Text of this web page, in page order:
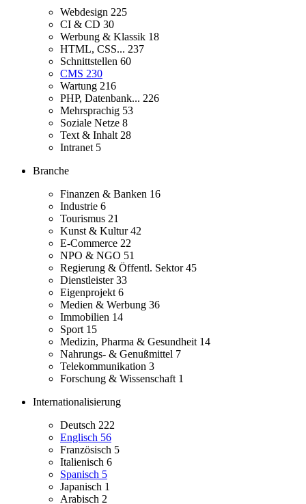
Webdesign 225
CI & CD 30
Werbung & Klassik 18
HTML, CSS... 237
Schnittstellen 60
CMS 230
Wartung 216
PHP, Datenbank... 226
Mehrsprachig 53
Soziale Netze 8
Text & Inhalt 28
Intranet 5
Branche
Finanzen & Banken 16
Industrie 6
Tourismus 21
Kunst & Kultur42
E-Commerce 22
NPO & NGO 51
Regierung & Öffentl. Sektor45
Dienstleister33
Eigenprojekt 6
Medien & Werbung 36
Immobilien 14
Sport 15
Medizin, Pharma & Gesundheit 14
Nahrungs- & Genußmittel 7
Telekommunikation 3
Forschung & Wissenschaft 1
Internationalisierung
Deutsch 222
Englisch 56
Französisch 5
Italienisch 6
Spanisch 5
Japanisch 1
Arabisch 2